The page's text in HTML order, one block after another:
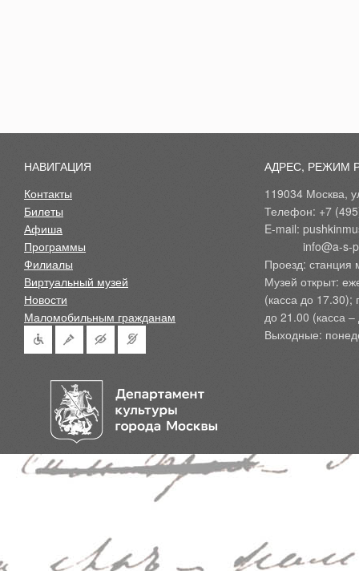
НАВИГАЦИЯ
Контакты
Билеты
Афиша
Программы
Филиалы
Виртуальный музей
Новости
Маломобильным гражданам
АДРЕС, РЕЖИМ
119034 Москва,
Телефон: +7
E-mail:
Проезд: станция
Музей открыт:
(касса до 17.30);
до 21.00 (касса
Выходные: